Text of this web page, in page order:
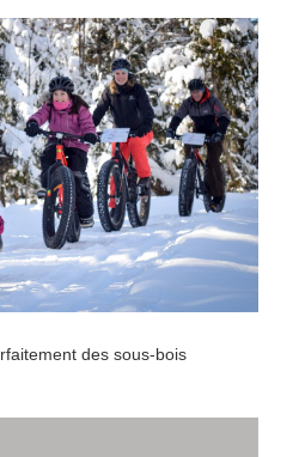
des sous-bois